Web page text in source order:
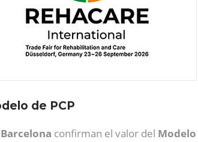
de PCP
confirman el valor del